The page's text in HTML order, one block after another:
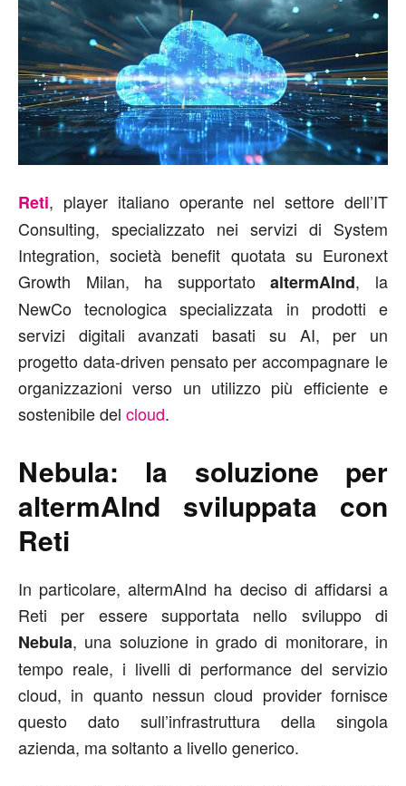
Reti, player italiano operante nel settore dell’IT
Consulting, specializzato nei servizi di System
Integration, società benefit quotata su Euronext
Growth Milan, ha supportatoaltermAInd, la
NewCo tecnologica specializzata in prodotti e
servizi digitali avanzati basati su AI, per un
progetto data-driven pensato per accompagnare le
organizzazioni verso un utilizzo più efficiente e
sostenibile del cloud.
Nebula: la soluzione per
altermAInd sviluppata con
Reti
In particolare, altermAInd ha deciso di affidarsi a
Reti per essere supportata nello sviluppo di
Nebula, una soluzione in grado di monitorare, in
tempo reale, i livelli di performance del servizio
cloud, in quanto nessun cloud provider fornisce
questo dato sull’infrastruttura della singola
azienda, ma soltanto a livello generico.